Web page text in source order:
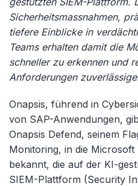
Sicherheitsmassnahmen,
tiefere Einblicke in
Teams erhalten damit die
schneller zu erkennen und
Anforderungen
Onapsis, führend in
von SAP-Anwendungen,
Onapsis Defend, seinem
Monitoring, in die
bekannt, die auf der KI-
SIEM-Plattform (Security